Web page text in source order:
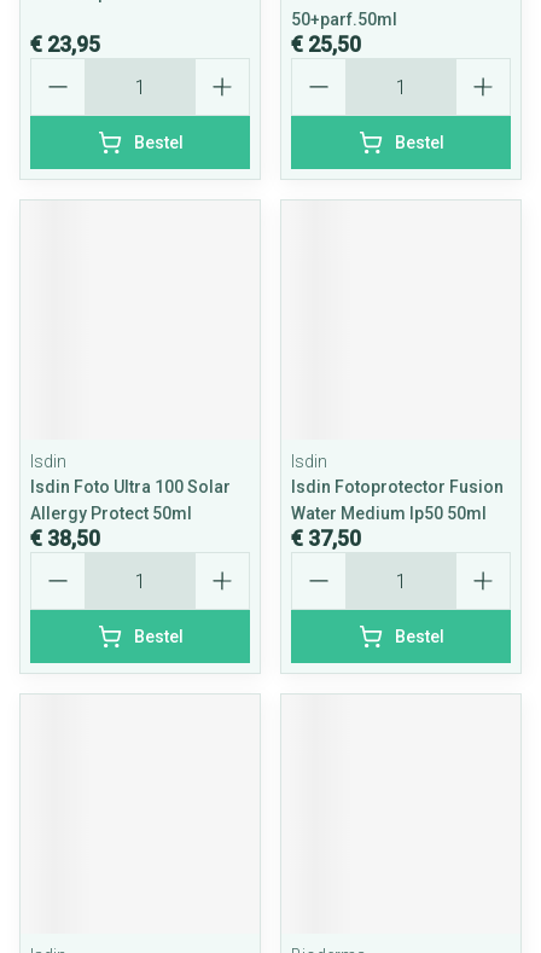
€ 23,95
Bestel
50+parf.50ml
€ 25,50
Bestel
Isdin
Isdin Foto Ultra 100 Solar
Allergy Protect 50ml
€ 38,50
Bestel
Isdin
Isdin Fotoprotector Fusion
Water Medium Ip50 50ml
€ 37,50
Bestel